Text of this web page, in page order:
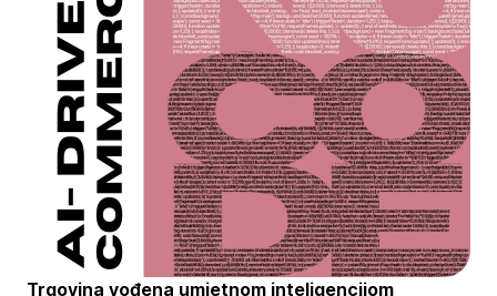
Trgovina vođena umjetnom inteligencijom